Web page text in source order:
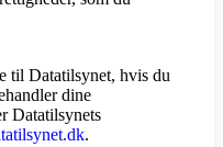
til Datatilsynet, hvis du
dine
Datatilsynets
.